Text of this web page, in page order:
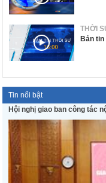
THỜI
Bản
Tin nổi bật
Hội nghị giao ban công tác